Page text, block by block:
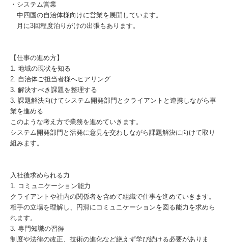
・システム営業
中四国の自治体様向けに営業を展開しています。
月に3回程度泊りがけの出張もあります。
【仕事の進め方】
1. 地域の現状を知る
2. 自治体ご担当者様へヒアリング
3. 解決すべき課題を整理する
3. 課題解決向けてシステム開発部門とクライアントと連携しながら事
業を進める
このような考え方で業務を進めていきます。
システム開発部門と活発に意見を交わしながら課題解決に向けて取り
組みます。
入社後求められる力
1. コミュニケーション能力
クライアントや社内の関係者を含めて組織で仕事を進めていきます。
相手の立場を理解し、円滑にコミュニケーションを図る能力を求めら
れます。
3. 専門知識の習得
制度や法律の改正、技術の進化など絶えず学び続ける必要がありま